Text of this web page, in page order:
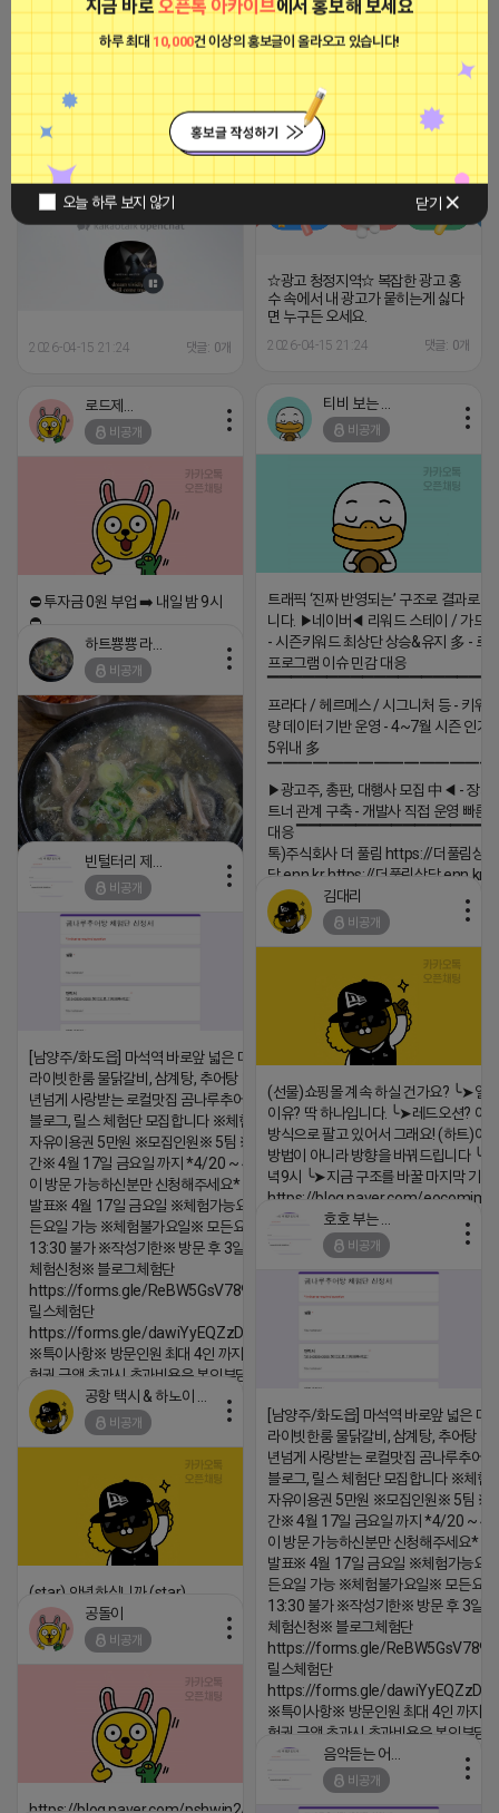
지금 바로오픈톡 아카이브에서 홍보해 보세요
하루 최대10,000건 이상의 홍보글이 올라오고 있습니다!
오늘 하루 보지 않기 닫기
제공해 드립니다. 카카오톡 문의 :
store1399
https://open.kakao.com/o/p9VYUs9h
얼굴마사지하는 제이지
비공개
☆광고 청정지역☆ 복잡한 광고 홍
수 속에서 내 광고가 뭍히는게 싫다
면 누구든 오세요.
2026-04-15 21:24 댓글: 0개
얼굴마사지하는 제이지
2026-04-15 21:24 댓글: 0개
비공개
트래픽 ‘진짜 반영되는’ 구조로 결과로
니다. ▶네이버◀ 리워드 스테이 / 가드 /
- 시즌키워드 최상단 상승&유지 多 - 로
프로그램 이슈 민감 대응
▔▔▔▔▔▔▔▔▔▔▔▔▔▔▔▔▔▔ ▶
프라다 / 헤르메스 / 시그니처 등 - 키워
량 데이터 기반 운영 - 4~7월 시즌 인기
5위내 多
▶광고주, 총판, 대행사 모집 中◀ - 장기
트너 관계 구축 - 개발사 직접 운영 빠른
대응
톡)주식회사 더 풀림 https://더풀림상
담.enn.kr https://더풀림상담.enn.kr
2026-04-18 17:26
비공개
⛔️ 투자금 0원 부업 ➡️ 내일 밤 9시
⛔️
2026-04-18 17:23
하트뿅뿅 라이언
비공개
https://m.blog.naver.com/wlgus1647/224253846149
2026-04-18 17:23
비공개
[남양주/화도읍] 마석역 바로앞 넓은 매장과, 프
라이빗한룸 물닭갈비, 삼계탕, 추어탕 맛집 10
년넘게 사랑받는 로컬맛집 곰나루추어탕에서
블로그, 릴스 체험단 모집합니다 ※체험메뉴※
자유이용권 5만원 ※모집인원※ 5팀 ※모집기
간※ 4월 17일 금요일 까지 *4/20 ~ 4/26 사
이 방문 가능하신분만 신청해주세요* ※체험단
발표※ 4월 17일 금요일 ※체험가능요일※ 모
든요일 가능 ※체험불가요일※ 모든요일 12 ~
13:30 불가 ※작성기한※ 방문 후 3일 이내 ※
체험신청※ 블로그체험단
https://forms.gle/ReBW5GsV789ur2Pz6
릴스체험단
https://forms.gle/dawiYyEQZzDdqf8W8
※특이사항※ 방문인원 최대 4인 까지 가능 체
험권 금액 초과시 초과비용은 본인부담입니다.
2026-04-18 17:18
김대리
비공개
(선물)쇼핑몰 계속 하실 건가요? ╰➤열
이유? 딱 하나입니다. ╰➤레드오션? 아
방식으로 팔고 있어서 그래요! (하트)이
방법이 아니라 방향을 바꿔드립니다
녁9시 ╰➤지금 구조를 바꿀 마지막 기회
https://blog.naver.com/eocomim/
2026-04-18 17:15
비공개
[남양주/화도읍] 마석역 바로앞 넓은 매
라이빗한룸 물닭갈비, 삼계탕, 추어탕 맛
년넘게 사랑받는 로컬맛집 곰나루추어
블로그, 릴스 체험단 모집합니다 ※체험
자유이용권 5만원 ※모집인원※ 5팀 ※
간※ 4월 17일 금요일 까지 *4/20 ~ 4/
이 방문 가능하신분만 신청해주세요* ※
발표※ 4월 17일 금요일 ※체험가능요
든요일 가능 ※체험불가요일※ 모든요
13:30 불가 ※작성기한※ 방문 후 3일
체험신청※ 블로그체험단
https://forms.gle/
릴스체험단
https://forms.gle/
※특이사항※ 방문인원 최대 4인 까지
험권 금액 초과시 초과비용은 본인부담
2026-04-18 17:13
비공개
(star) 안녕하십니까 (star)
2026-04-18 17:12
공돌이
비공개
비공개